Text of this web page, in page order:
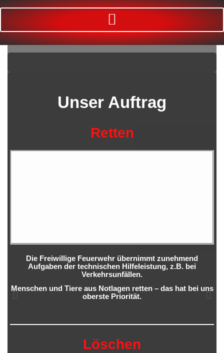
Unser Auftrag
Retten
Die Freiwillige Feuerwehr übernimmt zunehmend
Aufgaben der technischen Hilfeleistung, z.B. bei
Verkehrsunfällen.
Menschen und Tiere aus Notlagen retten – das hat bei uns
oberste Priorität.
Löschen